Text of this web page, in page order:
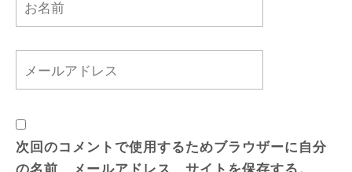
次回のコメントで使用するためブラウザーに自分
の名前、メールアドレス、サイトを保存する。